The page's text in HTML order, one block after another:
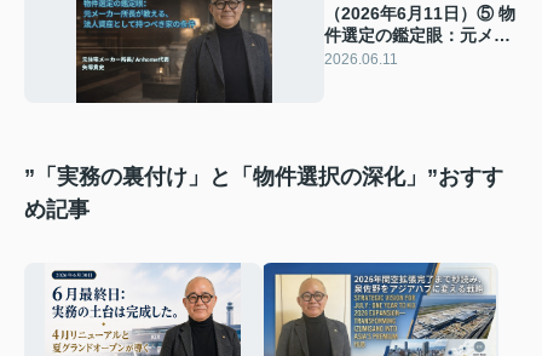
（2026年6月11日）⑤ 物
件選定の鑑定眼：元メー
カー所長が教える、法人
2026.06.11
”「実務の裏付け」と「物件選択の深化」”おすす
め記事